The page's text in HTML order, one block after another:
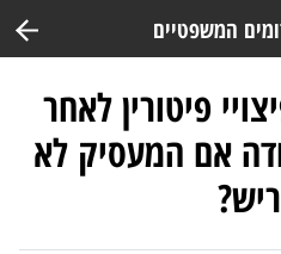
המשפטיים
פיטורין לאחר
אם המעסיק לא